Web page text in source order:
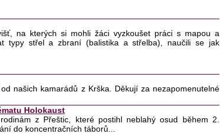
na kterých si mohli žáci vyzkoušet práci s mapou a
typy střel a zbraní (balistika a střelba), naučili se jak
našich kamarádů z Krška. Děkují za nezapomenutelné
Holokaust
z Přeštic, které postihl neblahý osud během 2.
do koncentračních táborů...